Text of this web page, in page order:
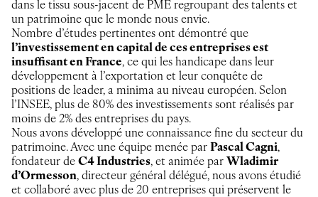
dans le tissu sous-jacent de PME regroupant des talents et
un patrimoine que le monde nous envie.
Nombre d’études pertinentes ont démontré que
l’investissement en capital de ces entreprises est
insuffisant en France, ce qui les handicape dans leur
développement à l’exportation et leur conquête de
positions de leader, a minima au niveau européen. Selon
l’INSEE, plus de 80% des investissements sont réalisés par
moins de 2% des entreprises du pays.
Nous avons développé une connaissance fine du secteur du
patrimoine. Avec une équipe menée par Pascal Cagni,
fondateur de C4 Industries, et animée par Wladimir
d’Ormesson, directeur général délégué, nous avons étudié
et collaboré avec plus de 20 entreprises qui préservent le